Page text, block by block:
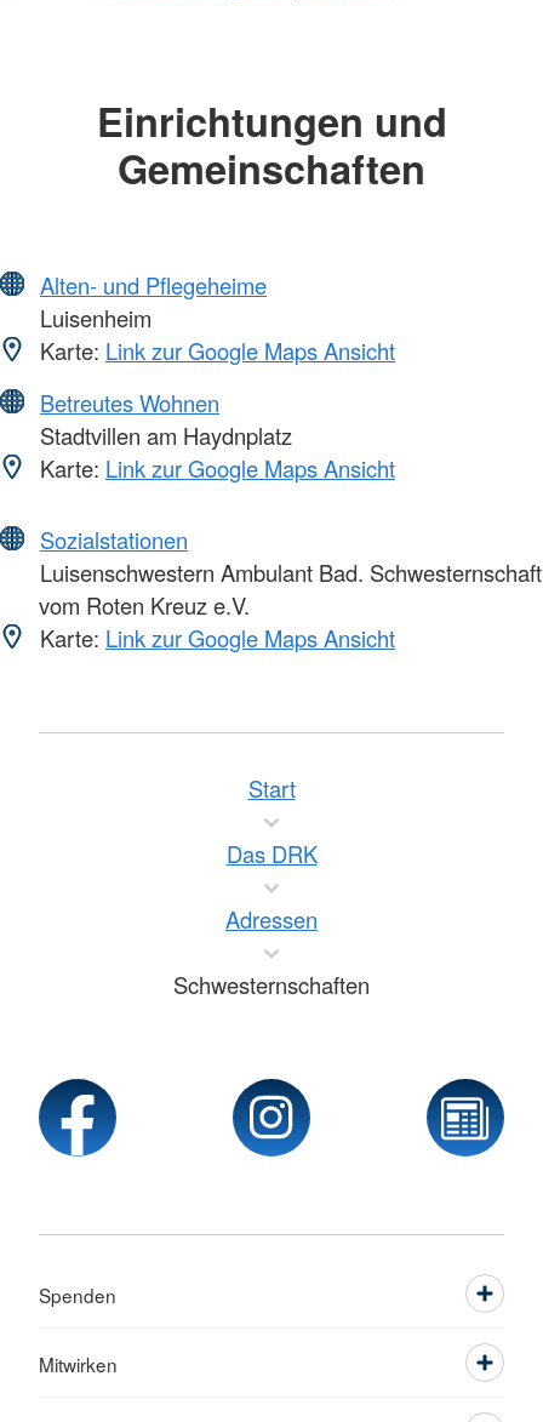
Einrichtungen und
Gemeinschaften
Alten- und Pflegeheime
Luisenheim
Karte: Link zur Google Maps Ansicht
Betreutes Wohnen
Stadtvillen am Haydnplatz
Karte: Link zur Google Maps Ansicht
Sozialstationen
Luisenschwestern Ambulant Bad. Schwesternschaft
vom Roten Kreuz e.V.
Karte: Link zur Google Maps Ansicht
Start
Das DRK
Adressen
Schwesternschaften
Spenden
Mitwirken